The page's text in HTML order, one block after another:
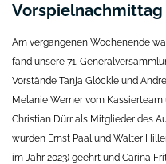
Vorspielnachmittag
Am vergangenen Wochenende
fand unsere 71.
Vorstände Tanja Glöckle und
Melanie Werner vom
Christian Dürr als Mitglieder des
wurden Ernst Paal und Walter
im Jahr 2023) geehrt und Carina